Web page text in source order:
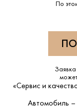
По
Заявка
«Сервис и
Автомобиль –